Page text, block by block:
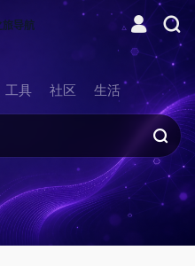
工具 社区 生活